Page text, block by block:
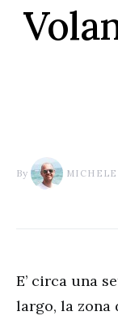
By
E’ circa una
largo, la zona